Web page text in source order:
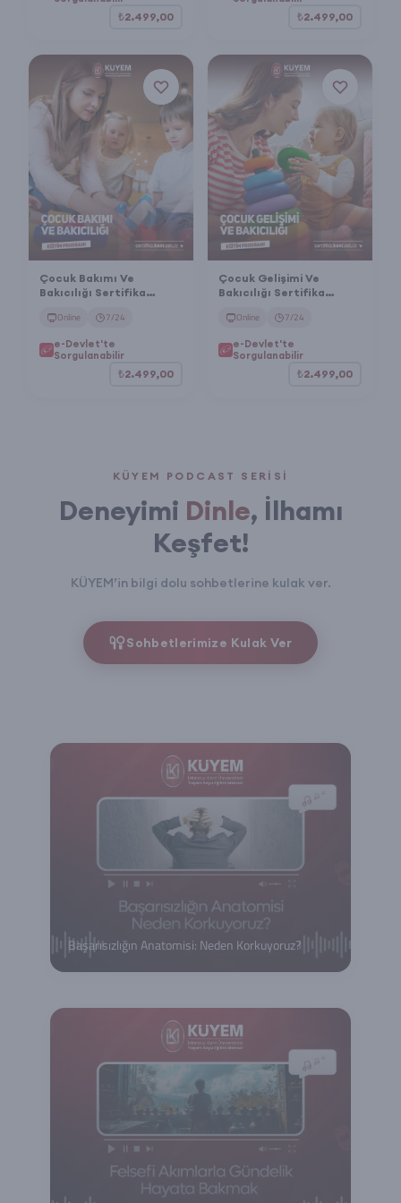
₺2.499,00 ₺2.499,00
Çocuk Bakımı Ve
Bakıcılığı Sertifika
Online
7/24
e-Devlet'te
Sorgulanabilir
₺2.499,00
Çocuk Gelişimi Ve
Bakıcılığı Sertifika
Online
7/24
e-Devlet'te
Sorgulanabilir
₺2.499,00
KÜYEM PODCAST SERISI
Deneyimi Dinle, İlhamı
Keşfet!
KÜYEM’in bilgi dolu sohbetlerine kulak ver.
Sohbetlerimize Kulak Ver
Başarısızlığın Anatomisi: Neden Korkuyoruz?